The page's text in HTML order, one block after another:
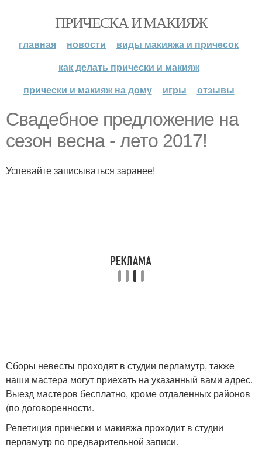
ПРИЧЕСКА И МАКИЯЖ
главная новости
виды макияжа и причесок
как делать прически и макияж
прически и макияж на дому
игры отзывы
Свадебное предложение на
сезон весна - лето 2017!
Успевайте записываться заранее!
Сборы невесты проходят в студии перламутр, также
наши мастера могут приехать на указанный вами адрес.
Выезд мастеров бесплатно, кроме отдаленных районов
(по договоренности.
Репетиция прически и макияжа проходит в студии
перламутр по предварительной записи.